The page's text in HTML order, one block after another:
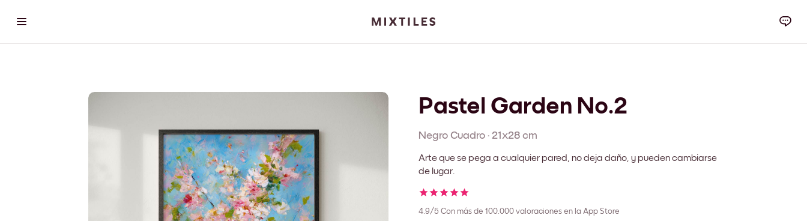
Pastel Garden No.2
Negro Cuadro · 21x28 cm
Arte que se pega a cualquier pared, no deja daño, y pueden cambiarse
de lugar.
4.9/5 Con más de 100.000 valoraciones en la App Store